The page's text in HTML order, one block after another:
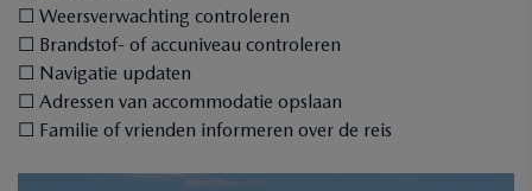
☐ Weersverwachting controleren
☐ Brandstof- of accuniveau controleren
☐ Navigatie updaten
☐ Adressen van accommodatie opslaan
☐ Familie of vrienden informeren over de reis